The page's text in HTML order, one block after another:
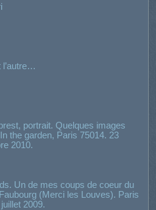
l’autre…
portrait. Quelques images
the garden, Paris 75014. 23
2010.
Un de mes coups de coeur du
(Merci les Louves). Paris
2009.